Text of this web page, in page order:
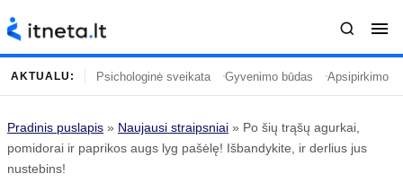
Turinys Temos
AKTUALU: Psichologinė sveikata Gyvenimo būdas Apsipirkimo
Pradinis puslapis » Naujausi straipsniai » Po šių trąšų agurkai,
pomidorai ir paprikos augs lyg pašėlę! Išbandykite, ir derlius jus
nustebins!